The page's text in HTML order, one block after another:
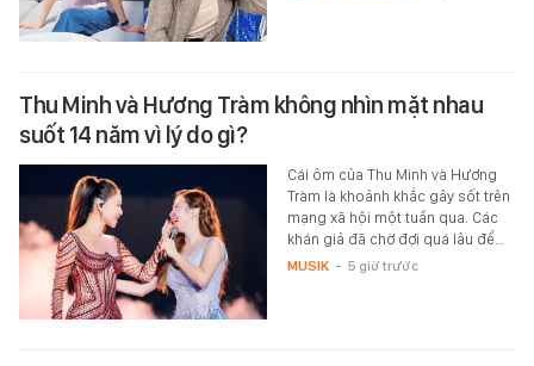
Thu Minh và Hương Tràm không nhìn mặt nhau
suốt 14 năm vì lý do gì?
Cái ôm của Thu Minh và Hương
Tràm là khoảnh khắc gây sốt trên
mạng xã hội một tuần qua. Các
khán giả đã chờ đợi quá lâu để…
MUSIK - 5 giờ trước